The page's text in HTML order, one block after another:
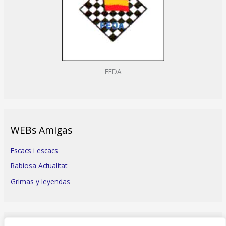
FEDA
WEBs Amigas
Escacs i escacs
Rabiosa Actualitat
Grimas y leyendas